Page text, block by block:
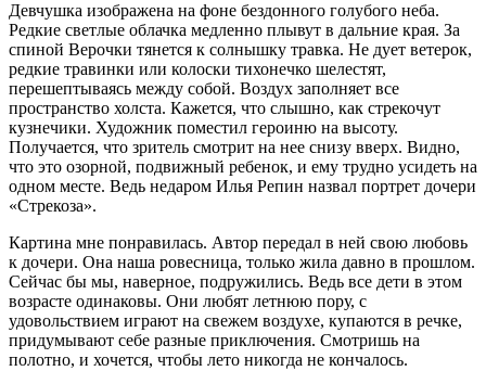
Девчушка изображена на фоне бездонного голубого неба.
Редкие светлые облачка медленно плывут в дальние края. За
спиной Верочки тянется к солнышку травка. Не дует ветерок,
редкие травинки или колоски тихонечко шелестят,
перешептываясь между собой. Воздух заполняет все
пространство холста. Кажется, что слышно, как стрекочут
кузнечики. Художник поместил героиню на высоту.
Получается, что зритель смотрит на нее снизу вверх. Видно,
что это озорной, подвижный ребенок, и ему трудно усидеть на
одном месте. Ведь недаром Илья Репин назвал портрет дочери
«Стрекоза».
Картина мне понравилась. Автор передал в ней свою любовь
к дочери. Она наша ровесница, только жила давно в прошлом.
Сейчас бы мы, наверное, подружились. Ведь все дети в этом
возрасте одинаковы. Они любят летнюю пору, с
удовольствием играют на свежем воздухе, купаются в речке,
придумывают себе разные приключения. Смотришь на
полотно, и хочется, чтобы лето никогда не кончалось.